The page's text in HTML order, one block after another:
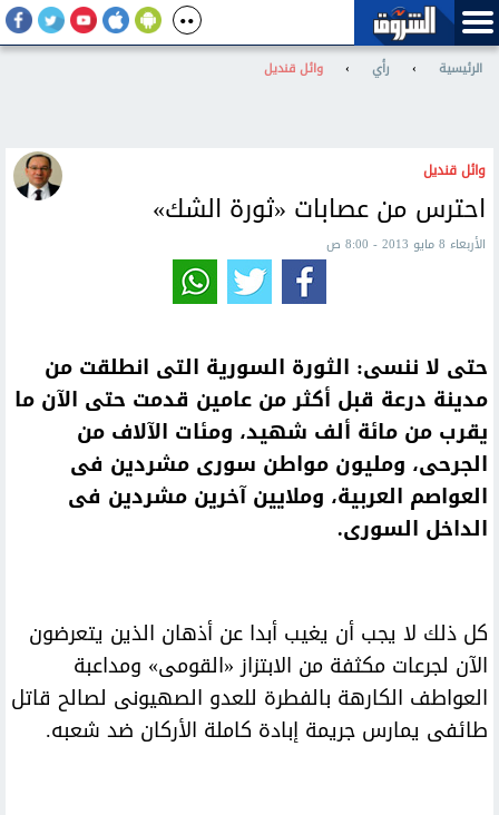
الرئيسية › رأي › وائل قنديل
وائل قنديل
احترس من عصابات «ثورة الشك»
الأربعاء 8 مايو 2013 - 8:00 ص
حتى لا ننسى: الثورة السورية التى انطلقت من
مدينة درعة قبل أكثر من عامين قدمت حتى الآن ما
يقرب من مائة ألف شهيد، ومئات الآلاف من
الجرحى، ومليون مواطن سورى مشردين فى
العواصم العربية، وملايين آخرين مشردين فى
الداخل السورى.
كل ذلك لا يجب أن يغيب أبدا عن أذهان الذين يتعرضون
الآن لجرعات مكثفة من الابتزاز «القومى» ومداعبة
العواطف الكارهة بالفطرة للعدو الصهيونى لصالح قاتل
طائفى يمارس جريمة إبادة كاملة الأركان ضد شعبه.